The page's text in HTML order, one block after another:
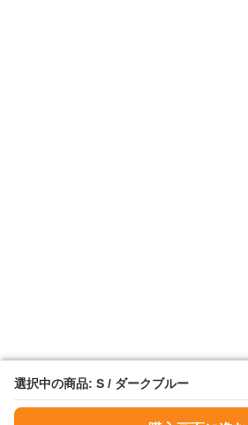
選択中の商品: S / ダークブルー
選択中の商品: S / ダークブルー